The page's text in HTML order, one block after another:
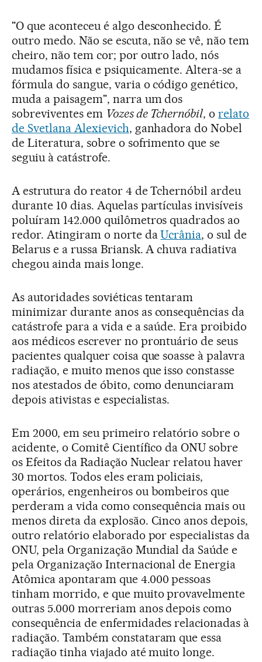
"O que aconteceu é algo desconhecido. É
outro medo. Não se escuta, não se vê, não tem
cheiro, não tem cor; por outro lado, nós
mudamos física e psiquicamente. Altera-se a
fórmula do sangue, varia o código genético,
muda a paisagem", narra um dos
sobreviventes em Vozes de Tchernóbil, orelato
de Svetlana Alexievich, ganhadora do Nobel
de Literatura, sobre o sofrimento que se
seguiu à catástrofe.
A estrutura do reator 4 de Tchernóbil ardeu
durante 10 dias. Aquelas partículas invisíveis
poluíram 142.000 quilômetros quadrados ao
redor. Atingiram o norte daUcrânia, o sul de
Belarus e a russa Briansk. A chuva radiativa
chegou ainda mais longe.
As autoridades soviéticas tentaram
minimizar durante anos as consequências da
catástrofe para a vida e a saúde. Era proibido
aos médicos escrever no prontuário de seus
pacientes qualquer coisa que soasse à palavra
radiação, e muito menos que isso constasse
nos atestados de óbito, como denunciaram
depois ativistas e especialistas.
Em 2000, em seu primeiro relatório sobre o
acidente, o Comitê Científico da ONU sobre
os Efeitos da Radiação Nuclear relatou haver
30 mortos. Todos eles eram policiais,
operários, engenheiros ou bombeiros que
perderam a vida como consequência mais ou
menos direta da explosão. Cinco anos depois,
outro relatório elaborado por especialistas da
ONU, pela Organização Mundial da Saúde e
pela Organização Internacional de Energia
Atômica apontaram que 4.000 pessoas
tinham morrido, e que muito provavelmente
outras 5.000 morreriam anos depois como
consequência de enfermidades relacionadas à
radiação. Também constataram que essa
radiação tinha viajado até muito longe.